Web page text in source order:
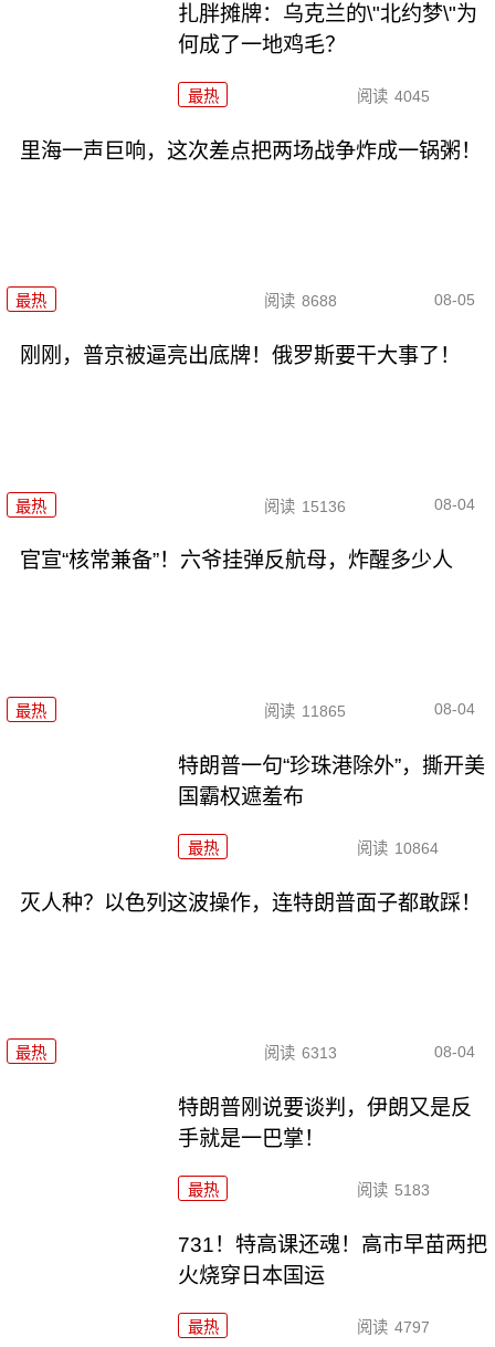
扎胖摊牌：乌克兰的\"北约梦\"为
何成了一地鸡毛？
最热 阅读 4045
里海一声巨响，这次差点把两场战争炸成一锅粥！
最热 阅读 8688 08-05
刚刚，普京被逼亮出底牌！俄罗斯要干大事了！
最热 阅读 15136 08-04
官宣“核常兼备”！六爷挂弹反航母，炸醒多少人
最热 阅读 11865 08-04
特朗普一句“珍珠港除外”，撕开美
国霸权遮羞布
最热 阅读 10864
灭人种？以色列这波操作，连特朗普面子都敢踩！
最热 阅读 6313 08-04
特朗普刚说要谈判，伊朗又是反
手就是一巴掌！
最热 阅读 5183
731！特高课还魂！高市早苗两把
火烧穿日本国运
最热 阅读 4797